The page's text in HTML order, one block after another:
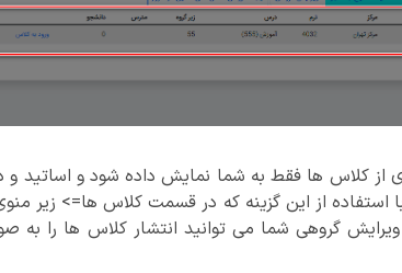
از کلاس ها فقط به شما نمایش داده شود و اساتید و
استفاده از این گزینه که در قسمت کلاس ها=> زیر
ویرایش گروهی شما می توانید انتشار کلاس ها را به